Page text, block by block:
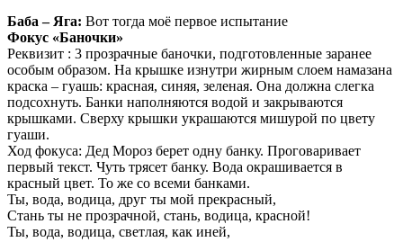
Баба – Яга: Вот тогда моё первое испытание
Фокус «Баночки»
Реквизит : 3 прозрачные баночки, подготовленные заранее
особым образом. На крышке изнутри жирным слоем намазана
краска – гуашь: красная, синяя, зеленая. Она должна слегка
подсохнуть. Банки наполняются водой и закрываются
крышками. Сверху крышки украшаются мишурой по цвету
гуаши.
Ход фокуса: Дед Мороз берет одну банку. Проговаривает
первый текст. Чуть трясет банку. Вода окрашивается в
красный цвет. То же со всеми банками.
Ты, вода, водица, друг ты мой прекрасный,
Стань ты не прозрачной, стань, водица, красной!
Ты, вода, водица, светлая, как иней,